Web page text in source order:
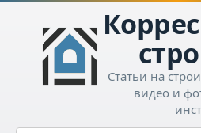
Перейти
контенту
Статьи на
видео и